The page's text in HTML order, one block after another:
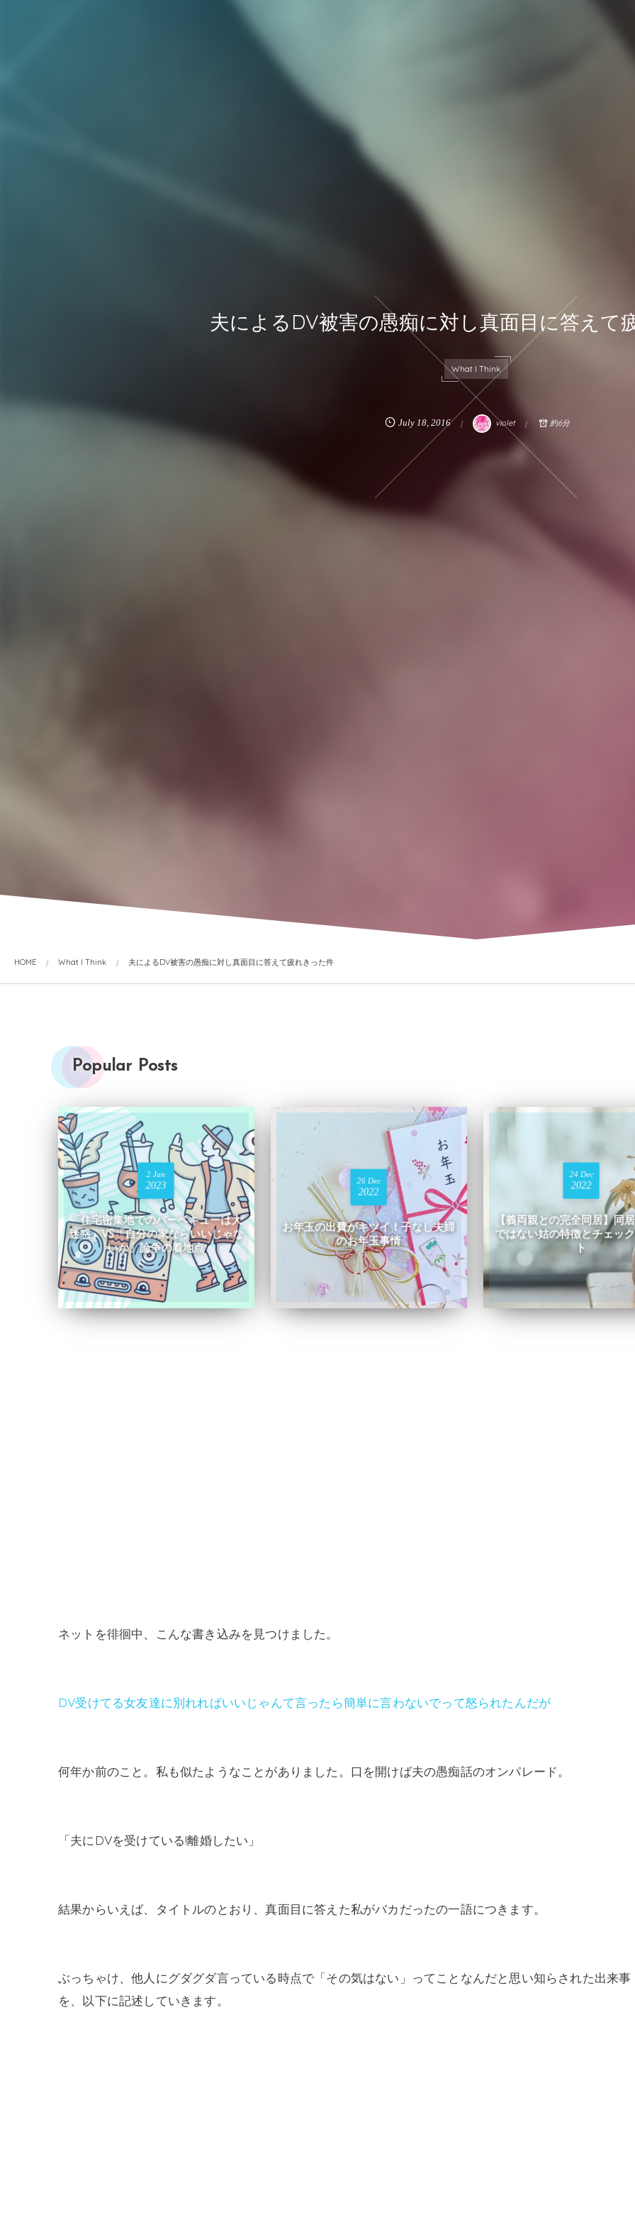
夫によるDV被害の愚痴に対し真面目に答えて
What I Think
July 18, 2016 violet 約6分
HOME What I Think 夫によるDV被害の愚痴に対し真面目に答えて疲れきった件
Popular Posts
2 Jan
2023
「住宅密集地でのバーベキューは大
迷惑」VS「自分の家ならいいじゃな
いか」論争の着地点
26 Dec
2022
お年玉の出費がキツイ！子なし夫婦
のお年玉事情
24 Dec
2022
【義両親との完全同居】同
ではない姑の特徴とチェック
ト
ネットを徘徊中、こんな書き込みを見つけました。
DV受けてる女友達に別れればいいじゃんて言ったら簡単に言わないでって怒られたんだが
何年か前のこと。私も似たようなことがありました。口を開けば夫の愚痴話のオンパレード。
「夫にDVを受けている!離婚したい」
結果からいえば、タイトルのとおり、真面目に答えた私がバカだったの一語につきます。
ぶっちゃけ、他人にグダグダ言っている時点で「その気はない」ってことなんだと思い知らされた出来事
を、以下に記述していきます。